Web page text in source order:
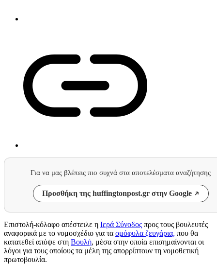
Για να μας βλέπεις πιο συχνά στα αποτελέσματα αναζήτησης
Προσθήκη της huffingtonpost.gr στην Google
Επιστολή-κόλαφο απέστειλε η Ιερά Σύνοδος προς τους βουλευτές
αναφορικά με το νομοσχέδιο για τα ομόφυλα ζευγάρια, που θα
κατατεθεί απόψε στη Βουλή, μέσα στην οποία επισημαίνονται οι
λόγοι για τους οποίους τα μέλη της απορρίπτουν τη νομοθετική
πρωτοβουλία.